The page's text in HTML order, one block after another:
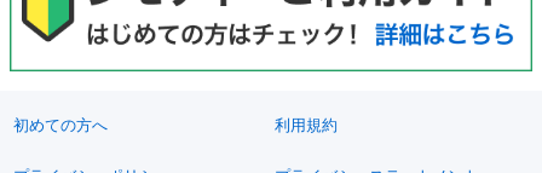
初めての方へ 利用規約